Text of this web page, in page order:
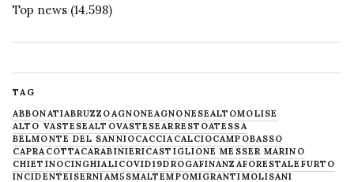
Top news (14.598)
TAG
ABBONATIABRUZZOAGNONEAGNONESEALTOMOLISE
ALTO VASTESEALTOVASTESEARRESTOATESSA
BELMONTE DEL SANNIOCACCIACALCIOCAMPOBASSO
CAPRACOTTACARABINIERICASTIGLIONE MESSER MARINO
CHIETINOCINGHIALICOVID19DROGAFINANZAFORESTALE FURTO
INCIDENTEISERNIAM5SMALTEMPOMIGRANTIMOLISANI